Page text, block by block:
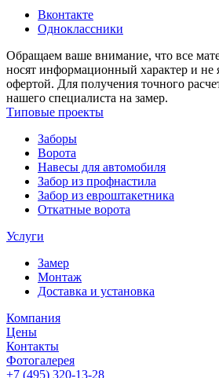
Вконтакте
Одноклассники
Обращаем ваше внимание, что все
носят информационный характер и не
офертой. Для получения точного
нашего специалиста на замер.
Типовые проекты
Заборы
Ворота
Навесы для автомобиля
Забор из профнастила
Забор из евроштакетника
Откатные ворота
Услуги
Замер
Монтаж
Доставка и установка
Компания
Цены
Контакты
Фотогалерея
+7 (495) 320-13-28